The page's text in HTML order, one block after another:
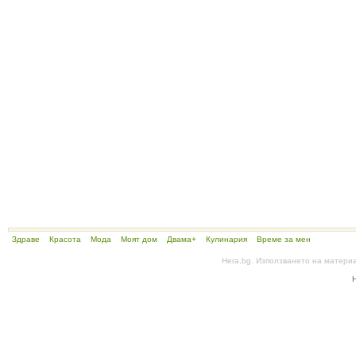
Здраве Красота Мода Моят дом Двама+ Кулинария Време за мен
Hera.bg. Използването на